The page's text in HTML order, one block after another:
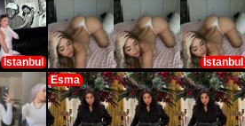
İstanbul
İstanbul
Esma